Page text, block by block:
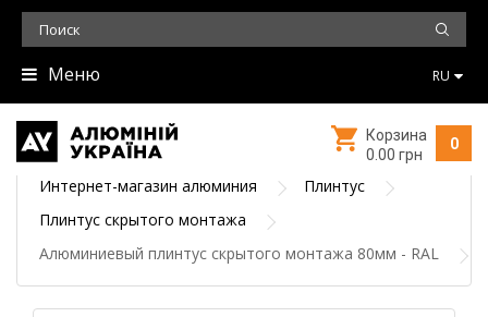
Меню RU
0
Корзина
0.00 грн
Интернет-магазин алюминия
Плинтус
Плинтус скрытого монтажа
Алюминиевый плинтус скрытого монтажа 80мм - RAL